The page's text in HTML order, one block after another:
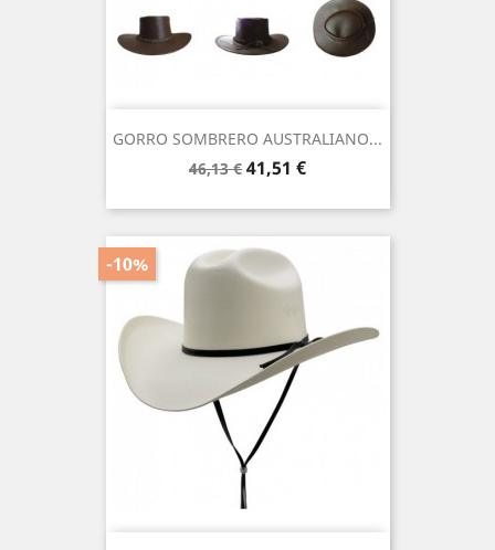
GORRO SOMBRERO AUSTRALIANO...
Precio
46,13 € Precio
41,51 €
-10%